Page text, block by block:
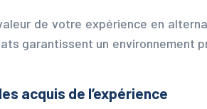
de votre expérience en
garantissent un environnement
acquis de l’expérience